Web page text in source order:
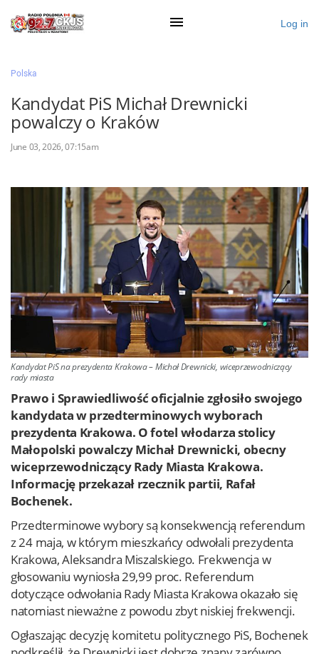
Ogłoś się
Działy
Zaloguj przez Clascal
×
Log in
Polska
Kandydat PiS Michał Drewnicki
powalczy o Kraków
June 03, 2026, 07:15am
Kandydat PiS na prezydenta Krakowa – Michał Drewnicki, wiceprzewodniczący
rady miasta
Prawo i Sprawiedliwość oficjalnie zgłosiło swojego
kandydata w przedterminowych wyborach
prezydenta Krakowa. O fotel włodarza stolicy
Małopolski powalczy Michał Drewnicki, obecny
wiceprzewodniczący Rady Miasta Krakowa.
Informację przekazał rzecznik partii, Rafał
Bochenek.
Przedterminowe wybory są konsekwencją referendum
z 24 maja, w którym mieszkańcy odwołali prezydenta
Krakowa, Aleksandra Miszalskiego. Frekwencja w
głosowaniu wyniosła 29,99 proc. Referendum
dotyczące odwołania Rady Miasta Krakowa okazało się
natomiast nieważne z powodu zbyt niskiej frekwencji.
Ogłaszając decyzję komitetu politycznego PiS, Bochenek